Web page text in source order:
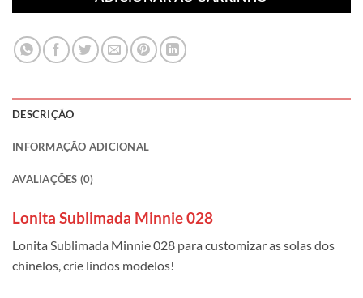
DESCRIÇÃO
INFORMAÇÃO ADICIONAL
AVALIAÇÕES (0)
Lonita Sublimada Minnie 028
Lonita Sublimada Minnie 028 para customizar as solas dos
chinelos, crie lindos modelos!